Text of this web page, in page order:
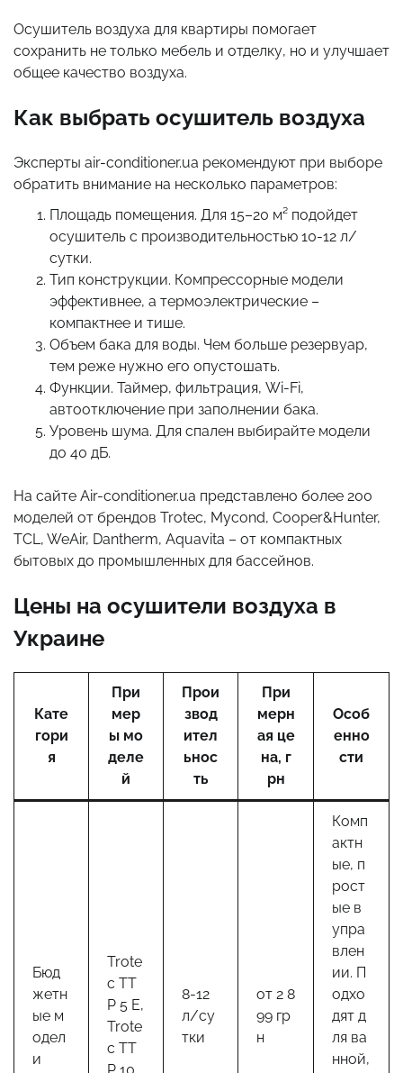
Осушитель воздуха для квартиры помогает
сохранить не только мебель и отделку, но и улучшает
общее качество воздуха.
Как выбрать осушитель воздуха
Эксперты air-conditioner.ua рекомендуют при выборе
обратить внимание на несколько параметров:
Площадь помещения. Для 15–20 м² подойдет
осушитель с производительностью 10-12 л/
сутки.
Тип конструкции. Компрессорные модели
эффективнее, а термоэлектрические –
компактнее и тише.
Объем бака для воды. Чем больше резервуар,
тем реже нужно его опустошать.
Функции. Таймер, фильтрация, Wi-Fi,
автоотключение при заполнении бака.
Уровень шума. Для спален выбирайте модели
до 40 дБ.
На сайте Air-conditioner.ua представлено более 200
моделей от брендов Trotec, Mycond, Cooper&Hunter,
TCL, WeAir, Dantherm, Aquavita – от компактных
бытовых до промышленных для бассейнов.
Цены на осушители воздуха в
Украине
Кате
гори
я
При
мер
ы мо
деле
й
Прои
звод
ител
ьнос
ть
При
мерн
ая це
на, г
рн
Особ
енно
сти
Бюд
жетн
ые м
одел
и
Trote
c TT
P 5 E,
Trote
c TT
8-12
л/су
тки
от 2 8
99 гр
н
Комп
актн
ые, п
рост
ые в
упра
влен
ии. П
одхо
дят д
ля ва
нной,